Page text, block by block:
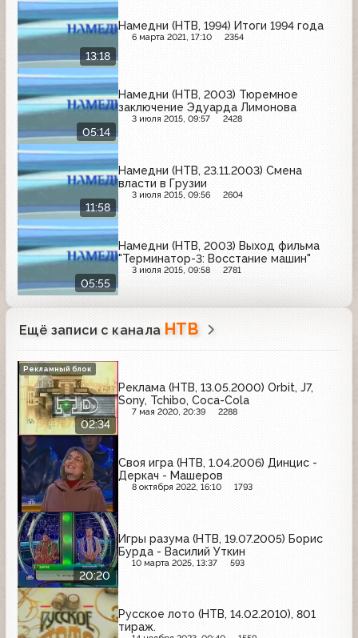
13:18
Намедни (НТВ, 1994) Итоги 1994 года
6 марта 2021, 17:10 2354
05:14
Намедни (НТВ, 2003) Тюремное
заключение Эдуарда Лимонова
3 июля 2015, 09:57 2428
11:58
Намедни (НТВ, 23.11.2003) Смена
власти в Грузии
3 июля 2015, 09:56 2604
05:55
Намедни (НТВ, 2003) Выход фильма
"Терминатор-3: Восстание машин"
3 июля 2015, 09:58 2781
Ещё записи с канала НТВ
02:34
Реклама (НТВ, 13.05.2000) Orbit, J7,
Sony, Tchibo, Coca-Cola
7 мая 2020, 20:39 2288
Рекламный блок
Своя игра (НТВ, 1.04.2006) Динцис -
Деркач - Машеров
8 октября 2022, 16:10 1793
20:20
Игры разума (НТВ, 19.07.2005) Борис
Бурда - Василий Уткин
10 марта 2025, 13:37 593
Русское лото (НТВ, 14.02.2010), 801
тираж.